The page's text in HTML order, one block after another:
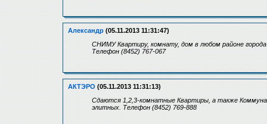
Александр (05.11.2013 11:31:47)
СНИМУ Квартиру, комнату, дом в любом районе
Телефон (8452) 767-067
АКТЭРО (05.11.2013 11:31:13)
Сдаются 1,2,3-комнатные Квартиры, а также
элитных. Телефон (8452) 769-888